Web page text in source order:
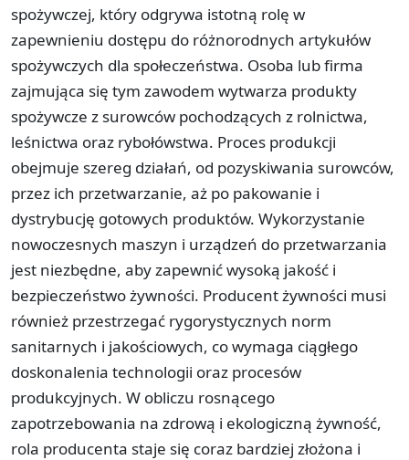
spożywczej, który odgrywa istotną rolę w
zapewnieniu dostępu do różnorodnych artykułów
spożywczych dla społeczeństwa. Osoba lub firma
zajmująca się tym zawodem wytwarza produkty
spożywcze z surowców pochodzących z rolnictwa,
leśnictwa oraz rybołówstwa. Proces produkcji
obejmuje szereg działań, od pozyskiwania surowców,
przez ich przetwarzanie, aż po pakowanie i
dystrybucję gotowych produktów. Wykorzystanie
nowoczesnych maszyn i urządzeń do przetwarzania
jest niezbędne, aby zapewnić wysoką jakość i
bezpieczeństwo żywności. Producent żywności musi
również przestrzegać rygorystycznych norm
sanitarnych i jakościowych, co wymaga ciągłego
doskonalenia technologii oraz procesów
produkcyjnych. W obliczu rosnącego
zapotrzebowania na zdrową i ekologiczną żywność,
rola producenta staje się coraz bardziej złożona i